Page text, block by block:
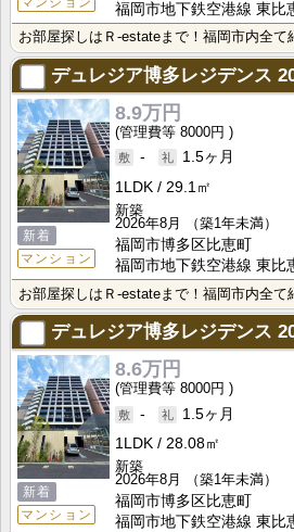
福岡市地下鉄空港線 東比
お部屋探しはＲ-estateまで！福岡市内全て
デュレジア博多レジデンス
新着
マンション
8.9万円
8000円
-
1.5ヶ月
1LDK
29.1㎡
新築
2026年8月
（築1年未満）
福岡市博多区比恵町
福岡市地下鉄空港線 東比
お部屋探しはＲ-estateまで！福岡市内全て
デュレジア博多レジデンス
新着
マンション
8.6万円
8000円
-
1.5ヶ月
1LDK
28.08㎡
新築
2026年8月
（築1年未満）
福岡市博多区比恵町
福岡市地下鉄空港線 東比